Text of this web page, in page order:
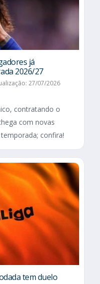
já
2026/27
27/07/2026
contratando o
com novas
confira!
tem duelo